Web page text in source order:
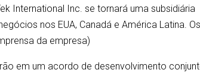
International Inc. se tornará uma subsidiária
nos EUA, Canadá e América Latina. Os
da empresa)
em um acordo de desenvolvimento